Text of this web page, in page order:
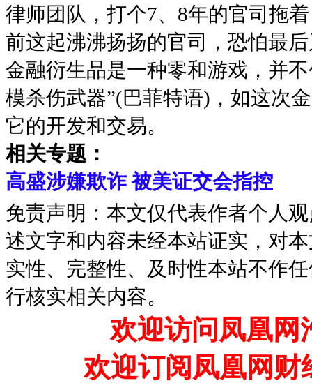
律师团队，打个7、8年的官司拖
前这起沸沸扬扬的官司，恐怕最
金融衍生品是一种零和游戏，并
模杀伤武器”(巴菲特语)，如这次
它的开发和交易。
相关专题：
高盛涉嫌欺诈 被美证交会指控
免责声明：本文仅代表作者个人
述文字和内容未经本站证实，对
实性、完整性、及时性本站不作
行核实相关内容。
欢迎访问凤凰网
欢迎订阅凤凰网财